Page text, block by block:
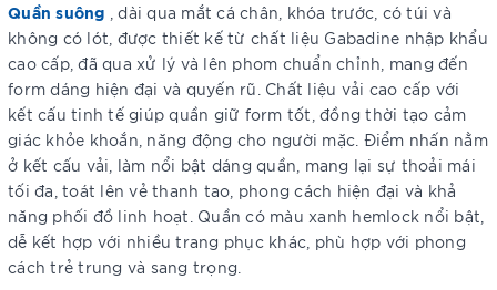
Quần suông
, dài qua mắt cá chân, khóa trước, có túi và
không có lót, được thiết kế từ chất liệu Gabadine nhập khẩu
cao cấp, đã qua xử lý và lên phom chuẩn chỉnh, mang đến
form dáng hiện đại và quyến rũ. Chất liệu vải cao cấp với
kết cấu tinh tế giúp quần giữ form tốt, đồng thời tạo cảm
giác khỏe khoắn, năng động cho người mặc. Điểm nhấn nằm
ở kết cấu vải, làm nổi bật dáng quần, mang lại sự thoải mái
tối đa, toát lên vẻ thanh tao, phong cách hiện đại và khả
năng phối đồ linh hoạt. Quần có màu xanh hemlock nổi bật,
dễ kết hợp với nhiều trang phục khác, phù hợp với phong
cách trẻ trung và sang trọng.